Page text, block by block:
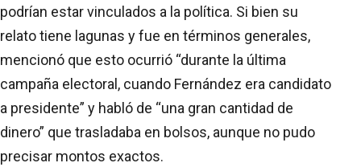
podrían estar vinculados a la política. Si bien su
relato tiene lagunas y fue en términos generales,
mencionó que esto ocurrió “durante la última
campaña electoral, cuando Fernández era candidato
a presidente” y habló de “una gran cantidad de
dinero” que trasladaba en bolsos, aunque no pudo
precisar montos exactos.